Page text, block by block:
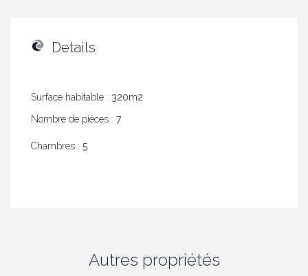
Details
Surface habitable : 320m2
Nombre de pièces : 7
Chambres : 5
Autres propriétés